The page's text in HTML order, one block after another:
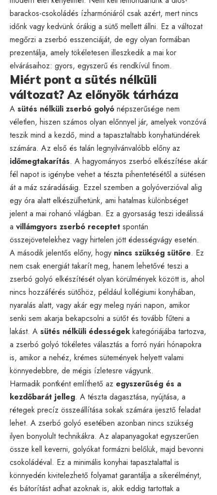
barackos-csokoládés ízharmóniáról csak azért, mert nincs
időnk vagy kedvünk órákig a sütő mellett állni. Ez a változat
megőrzi a zserbó esszenciáját, de egy olyan formában
prezentálja, amely tökéletesen illeszkedik a mai kor
elvárásaihoz: gyors, egyszerű és rendkívül finom.
Miért pont a sütés nélküli
változat? Az előnyök tárháza
A sütés nélküli zserbó golyó népszerűsége nem
véletlen, hiszen számos olyan előnnyel jár, amelyek vonzóvá
teszik mind a kezdő, mind a tapasztaltabb konyhatündérek
számára. Az első és talán legnyilvánvalóbb előny az
időmegtakarítás. A hagyományos zserbó elkészítése akár
fél napot is igénybe vehet a tészta pihentetésétől a sütésen
át a máz száradásáig. Ezzel szemben a golyóverzióval alig
egy óra alatt elkészülhetünk, ami hatalmas különbséget
jelent a mai rohanó világban. Ez a gyorsaság teszi ideálissá
a villámgyors zserbó receptet spontán
összejövetelekhez vagy hirtelen jött édességvágy esetén.
A második jelentős előny, hogy nincs szükség sütőre. Ez
nem csak energiát takarít meg, hanem lehetővé teszi a
zserbó golyó elkészítését olyan körülmények között is, ahol
nincs hozzáférés sütőhöz, például kollégiumi konyhában,
nyaralás alatt, vagy akár egy meleg nyári napon, amikor
senki sem akarja bekapcsolni a sütőt és tovább fűteni a
lakást. A sütés nélküli édességek kategóriájába tartozva,
a zserbó golyó tökéletes választás a forró nyári hónapokra
is, amikor a nehéz, krémes sütemények helyett valami
könnyedebbre, de mégis ízletesre vágyunk.
Harmadik pontként említhető az egyszerűség és a
kezdőbarát jelleg. A tészta dagasztása, nyújtása, a
rétegek precíz összeállítása sokak számára ijesztő feladat
lehet. A zserbó golyó esetében azonban nincs szükség
ilyen bonyolult technikákra. Az alapanyagokat egyszerűen
össze kell keverni, golyókat formázni belőlük, majd bevonni
csokoládéval. Ez a minimális konyhai tapasztalattal is
könnyedén kivitelezhető folyamat garantálja a sikerélményt,
és bátorítást adhat azoknak is, akik eddig tartottak a